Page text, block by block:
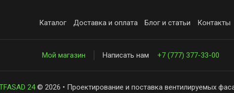
Каталог Доставка и оплата Блог и статьи Контакты
Мой магазин Написать нам +7 (777) 377-33-00
24© 2026 • Проектирование и поставка вентилируемых